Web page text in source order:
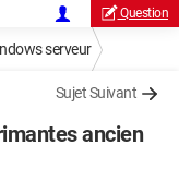
Question
serveur
Sujet Suivant
ancien